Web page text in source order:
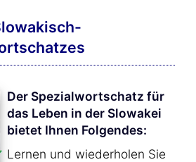
Der Spezialwortschatz für
das Leben in der Slowakei
bietet Ihnen Folgendes:
Lernen und wiederholen Sie